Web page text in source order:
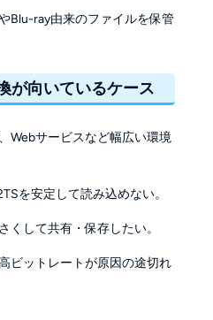
Blu-ray由来のファイルを保管
が向いているケース
Webサービスなど幅広い環境
を安定して読み込めない。
くして共有・保存したい。
ビットレートが原因の途切れ